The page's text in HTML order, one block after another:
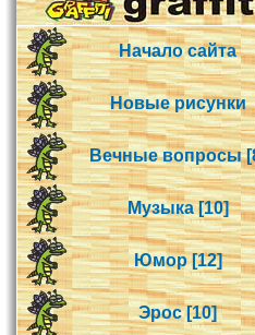
Начало сайта
Новые рисунки
Вечные вопросы
Музыка [10]
Юмор [12]
Эрос [10]